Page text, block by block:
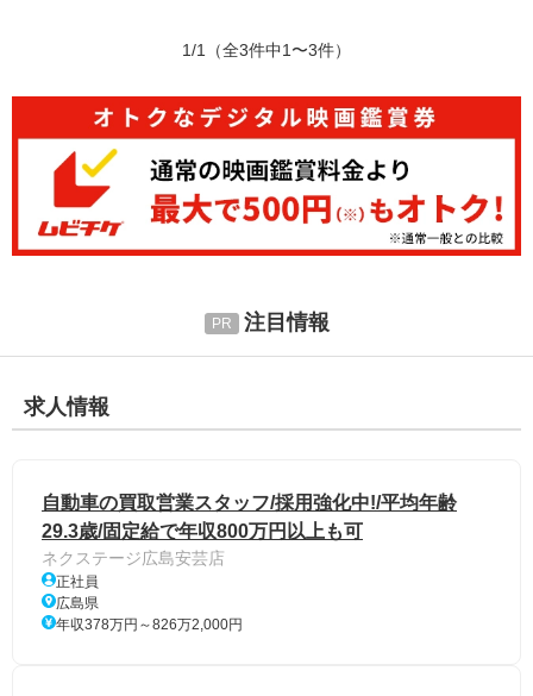
1/1 （全3件中1〜3件）
注目情報
求人情報
自動車の買取営業スタッフ/採用強化中!/平均年齢
29.3歳/固定給で年収800万円以上も可
ネクステージ広島安芸店
正社員
広島県
年収378万円～826万2,000円